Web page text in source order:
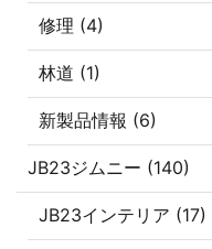
修理 (4)
林道 (1)
新製品情報 (6)
JB23ジムニー (140)
JB23インテリア (17)